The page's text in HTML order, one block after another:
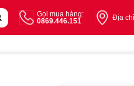
Gọi mua hàng:
0869.446.151
Địa chỉ